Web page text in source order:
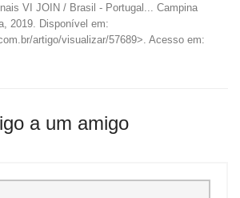
VI JOIN / Brasil - Portugal... Campina
2019. Disponível em:
artigo/visualizar/57689>. Acesso em:
a um amigo